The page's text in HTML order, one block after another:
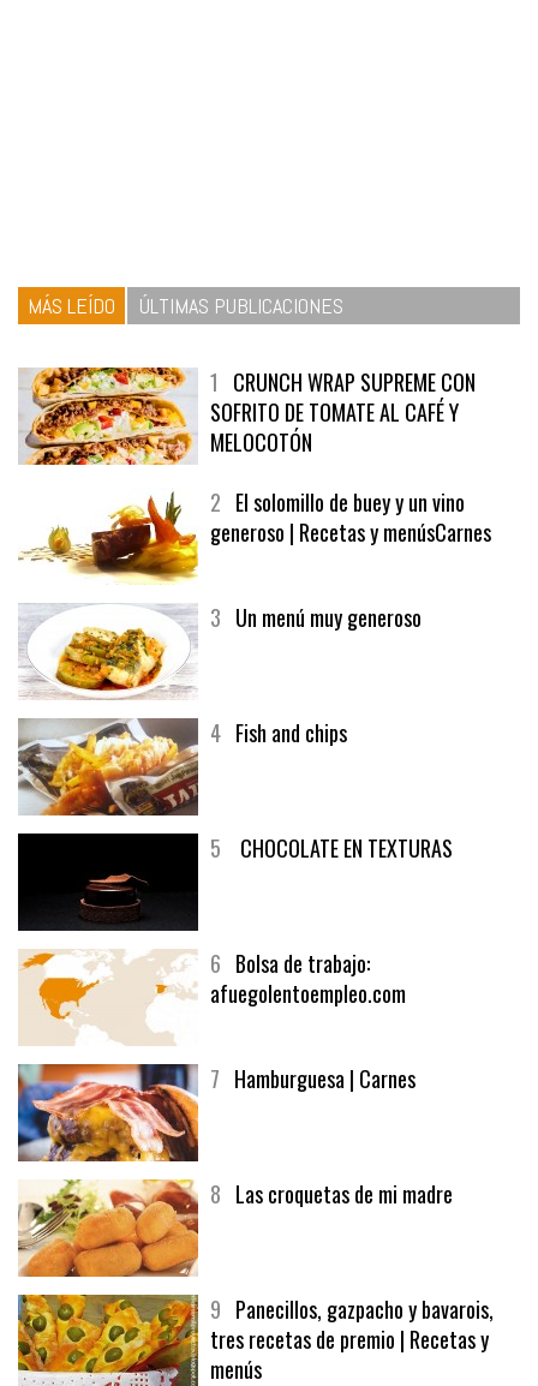
MÁS LEÍDO ÚLTIMAS PUBLICACIONES
1 CRUNCH WRAP SUPREME CON
SOFRITO DE TOMATE AL CAFÉ Y
MELOCOTÓN
2 El solomillo de buey y un vino
generoso | Recetas y menúsCarnes
3 Un menú muy generoso
4 Fish and chips
5 CHOCOLATE EN TEXTURAS
6 Bolsa de trabajo:
afuegolentoempleo.com
7 Hamburguesa | Carnes
8 Las croquetas de mi madre
9 Panecillos, gazpacho y bavarois,
tres recetas de premio | Recetas y
menús